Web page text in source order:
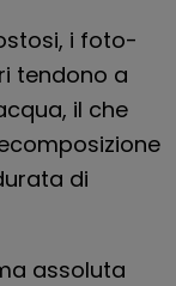
i foto-
tendono a
il che
di
assoluta